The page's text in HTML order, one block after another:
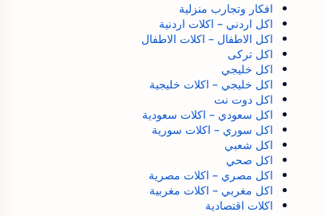
افكار وتجارب منزلية
اكل اردني – اكلات اردنية
اكل الاطفال – اكلات الاطفال
اكل تركى
اكل خليجي
اكل خليجي – اكلات خليجية
اكل دوت نت
اكل سعودي – اكلات سعودية
اكل سوري – اكلات سورية
اكل شعبي
اكل صحي
اكل مصري – اكلات مصرية
اكل مغربي – اكلات مغربية
اكلات اقتصادية